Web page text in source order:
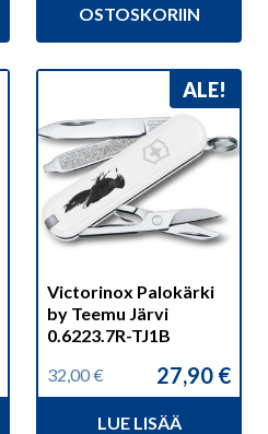
106,00 €.
99,90 €.
OSTOSKORIIN
ALE!
Victorinox Palokärki
by Teemu Järvi
0.6223.7R-TJ1B
32,00€
Alkuperäinen
hinta
27,90 €
Nykyinen
hinta
LUE LISÄÄ